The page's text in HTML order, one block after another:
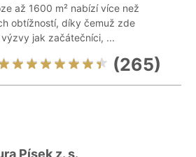
až 1600 m² nabízí více než
obtížností, díky čemuž zde
jak začátečníci, ...
(265)
Písek z. s.